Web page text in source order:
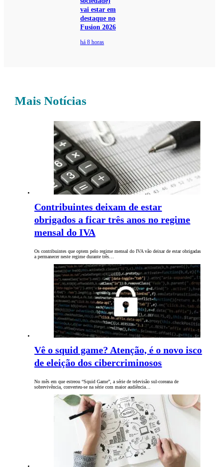
vai estar em
destaque no
Fusion 2026
há 8 horas
Mais Notícias
Contribuintes deixam de estar
obrigados a ficar três anos no regime
mensal do IVA
Os contribuintes que optem pelo regime mensal do IVA vão deixar de estar obrigadas
a permanecer neste regime durante três…
Vê o squid game? Atenção, é o novo isco
de eleição dos cibercriminosos
No mês em que estreou “Squid Game”, a série de televisão sul-coreana de
sobrevivência, converteu-se na série com maior audiência…